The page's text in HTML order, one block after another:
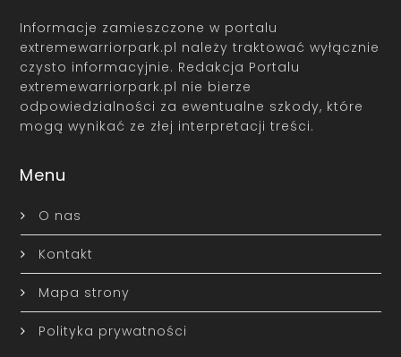
Informacje zamieszczone w portalu
extremewarriorpark.pl należy traktować wyłącznie
czysto informacyjnie. Redakcja Portalu
extremewarriorpark.pl nie bierze
odpowiedzialności za ewentualne szkody, które
mogą wynikać ze złej interpretacji treści.
Menu
O nas
Kontakt
Mapa strony
Polityka prywatności